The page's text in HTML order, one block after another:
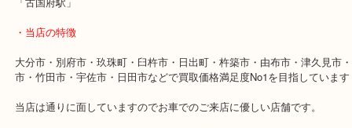
できなくなります。
使用の際は必ず使い切る。それができそうにない方や本等を購入し
たら、
当店が多少なりお役に立てるかと思います。お気軽にお越しくださ
・最寄り駅
「古国府駅」